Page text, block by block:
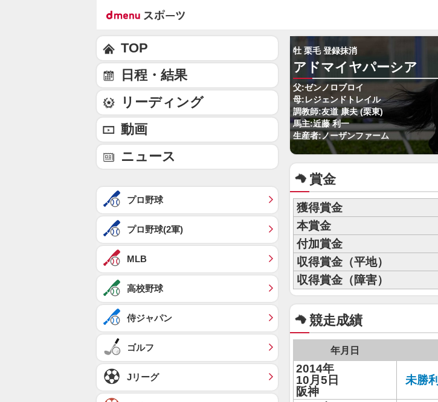
牡 栗毛 登録抹消
アドマイヤパーシア
父:ゼンノロブロイ
母:レジェンドトレイル
調教師:友道 康夫 (栗東)
馬主:近藤 利一
生産者:ノーザンファーム
賞金
獲得賞金
本賞金
付加賞金
収得賞金（平地）
収得賞金（障害）
競走成績
年月日
2014年
10月5日
阪神
未勝利
TOP
日程・結果
リーディング
動画
ニュース
プロ野球
プロ野球(2軍)
MLB
高校野球
侍ジャパン
ゴルフ
Jリーグ